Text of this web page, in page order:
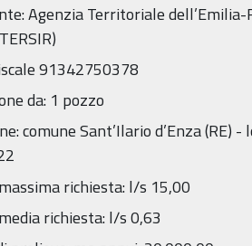
Agenzia Territoriale
91342750378
da: 1 pozzo
comune Sant’Ilario d’Enza (RE)
richiesta: l/s 15,00
richiesta: l/s 0,63